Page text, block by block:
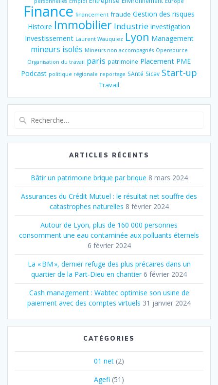
Finance financement fraude Gestion des risques
Histoire Immobilier Industrie investigation
Investissement Laurent Wauquiez Lyon Management
mineurs isolés Mineurs non accompagnés Opensource
Organisation du travail paris patrimoine Placement PME
Podcast politique régionale reportage SAnté Sicav Start-up
Travail
:
ARTICLES RÉCENTS
Bâtir un patrimoine brique par brique 8 mars 2024
Assurances du Crédit Mutuel : le résultat net souffre des
catastrophes naturelles 8 février 2024
Autour de Lyon, plus de 160 000 personnes
consomment une eau contaminée aux polluants éternels
6 février 2024
La « BM », dernier refuge des plus précaires dans un
quartier de la Part‐Dieu en chantier 6 février 2024
Cash management : Wabtec optimise son usine de
paiement avec des comptes virtuels 31 janvier 2024
CATÉGORIES
01 net (2)
Agefi (51)